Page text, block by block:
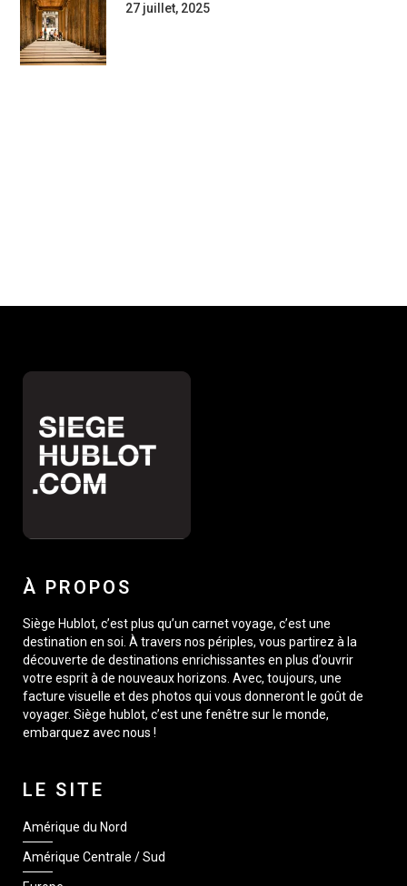
27 juillet, 2025
À PROPOS
Siège Hublot, c’est plus qu’un carnet voyage, c’est une
destination en soi. À travers nos périples, vous partirez à la
découverte de destinations enrichissantes en plus d’ouvrir
votre esprit à de nouveaux horizons. Avec, toujours, une
facture visuelle et des photos qui vous donneront le goût de
voyager. Siège hublot, c’est une fenêtre sur le monde,
embarquez avec nous !
LE SITE
Amérique du Nord
Amérique Centrale / Sud